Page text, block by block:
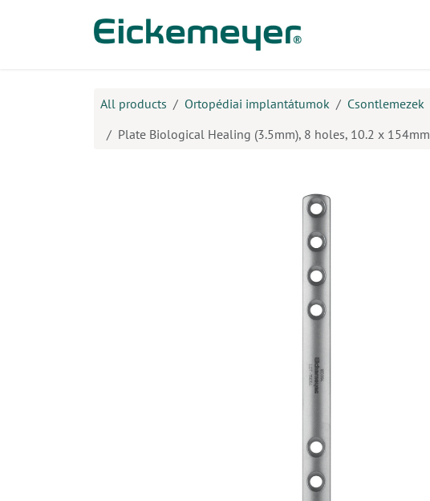
All products Ortopédiai implantátumok
Csontlemezek
Plate Biological Healing (3.5mm), 8 holes, 10.2 x 154mm